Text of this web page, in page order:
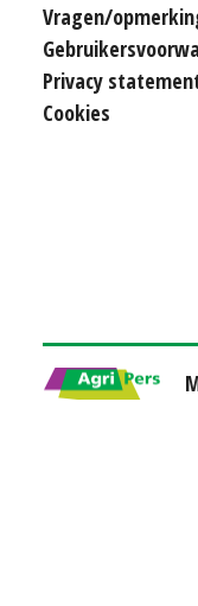
Vragen/
Privacy
Cookies